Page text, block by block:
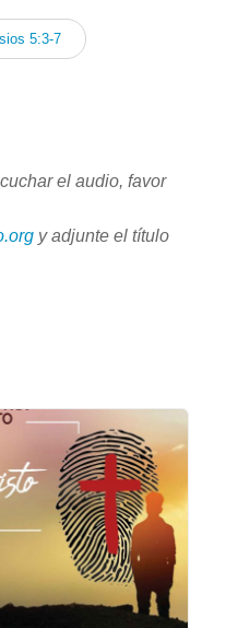
5:3-7
el audio, favor
y adjunte el título